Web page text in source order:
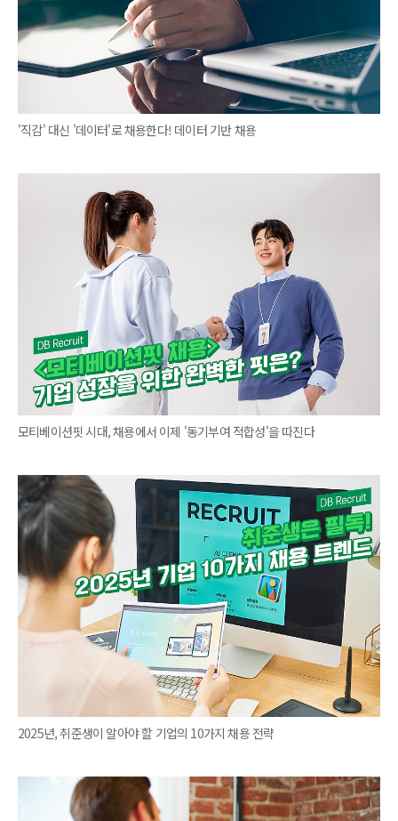
'직감' 대신 '데이터'로 채용한다! 데이터 기반 채용
모티베이션핏 시대, 채용에서 이제 '동기부여 적합성'을 따진다
2025년, 취준생이 알아야 할 기업의 10가지 채용 전략